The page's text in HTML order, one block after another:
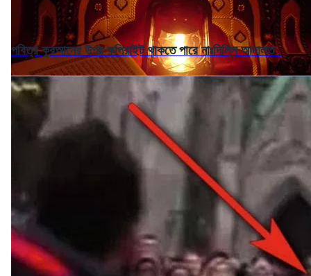
পবিত্র কুরআনের উপর কপিরাইট থাকতে পারে নাঃদিল্লি আদালত